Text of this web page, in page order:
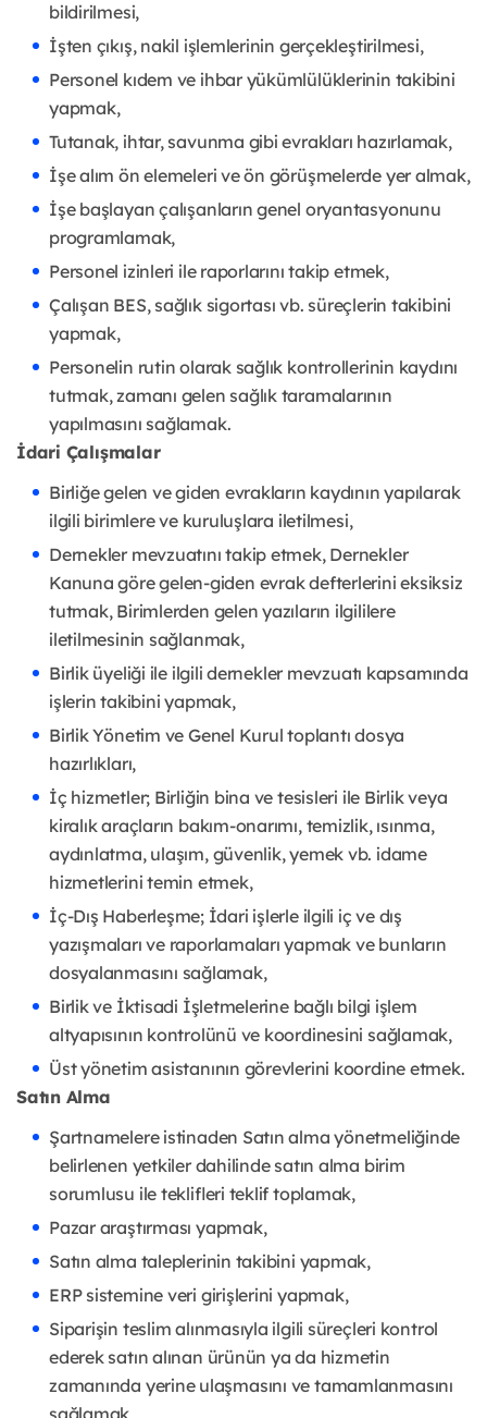
bildirilmesi,
İşten çıkış, nakil işlemlerinin gerçekleştirilmesi,
Personel kıdem ve ihbar yükümlülüklerinin takibini
yapmak,
Tutanak, ihtar, savunma gibi evrakları hazırlamak,
İşe alım ön elemeleri ve ön görüşmelerde yer almak,
İşe başlayan çalışanların genel oryantasyonunu
programlamak,
Personel izinleri ile raporlarını takip etmek,
Çalışan BES, sağlık sigortası vb. süreçlerin takibini
yapmak,
Personelin rutin olarak sağlık kontrollerinin kaydını
tutmak, zamanı gelen sağlık taramalarının
yapılmasını sağlamak.
İdari Çalışmalar
Birliğe gelen ve giden evrakların kaydının yapılarak
ilgili birimlere ve kuruluşlara iletilmesi,
Dernekler mevzuatını takip etmek, Dernekler
Kanuna göre gelen-giden evrak defterlerini eksiksiz
tutmak, Birimlerden gelen yazıların ilgililere
iletilmesinin sağlanmak,
Birlik üyeliği ile ilgili dernekler mevzuatı kapsamında
işlerin takibini yapmak,
Birlik Yönetim ve Genel Kurul toplantı dosya
hazırlıkları,
İç hizmetler; Birliğin bina ve tesisleri ile Birlik veya
kiralık araçların bakım-onarımı, temizlik, ısınma,
aydınlatma, ulaşım, güvenlik, yemek vb. idame
hizmetlerini temin etmek,
İç-Dış Haberleşme; İdari işlerle ilgili iç ve dış
yazışmaları ve raporlamaları yapmak ve bunların
dosyalanmasını sağlamak,
Birlik ve İktisadi İşletmelerine bağlı bilgi işlem
altyapısının kontrolünü ve koordinesini sağlamak,
Üst yönetim asistanının görevlerini koordine etmek.
Satın Alma
Şartnamelere istinaden Satın alma yönetmeliğinde
belirlenen yetkiler dahilinde satın alma birim
sorumlusu ile teklifleri teklif toplamak,
Pazar araştırması yapmak,
Satın alma taleplerinin takibini yapmak,
ERP sistemine veri girişlerini yapmak,
Siparişin teslim alınmasıyla ilgili süreçleri kontrol
ederek satın alınan ürünün ya da hizmetin
zamanında yerine ulaşmasını ve tamamlanmasını